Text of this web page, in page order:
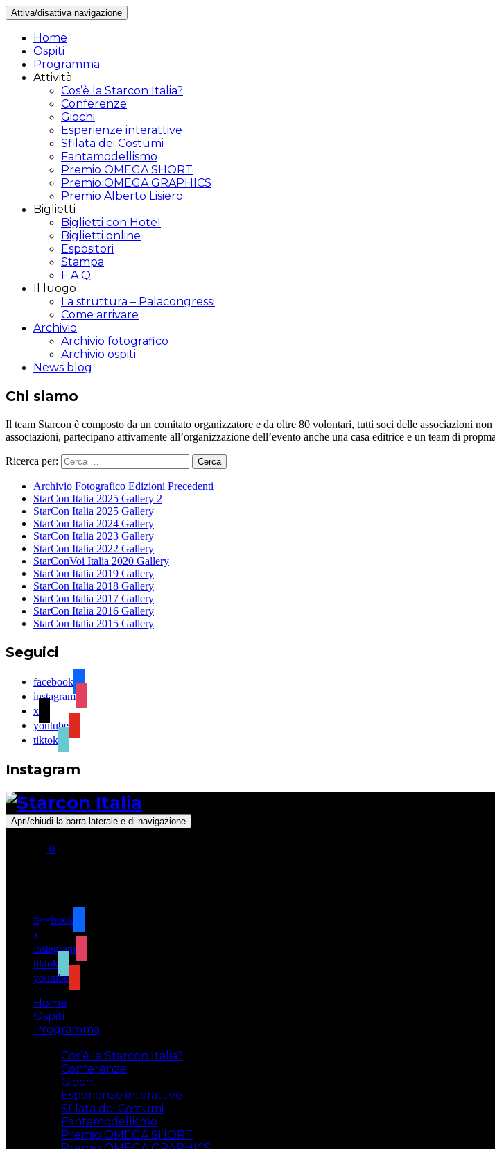
Attiva/disattiva navigazione
Home
Ospiti
Programma
Attività
Cos’è la Starcon Italia?
Conferenze
Giochi
Esperienze interattive
Sfilata dei Costumi
Fantamodellismo
Premio OMEGA SHORT
Premio OMEGA GRAPHICS
Premio Alberto Lisiero
Biglietti
Biglietti con Hotel
Biglietti online
Espositori
Stampa
F.A.Q.
Il luogo
La struttura – Palacongressi
Come arrivare
Archivio
Archivio fotografico
Archivio ospiti
News blog
Chi siamo
Il team Starcon è composto da un comitato organizzatore e da oltre 80 volontari, tutti soci delle associazioni
associazioni, partecipano attivamente all’organizzazione dell’evento anche una casa editrice e un team di
Ricerca per:
Archivio Fotografico Edizioni Precedenti
StarCon Italia 2025 Gallery 2
StarCon Italia 2025 Gallery
StarCon Italia 2024 Gallery
StarCon Italia 2023 Gallery
StarCon Italia 2022 Gallery
StarConVoi Italia 2020 Gallery
StarCon Italia 2019 Gallery
StarCon Italia 2018 Gallery
StarCon Italia 2017 Gallery
StarCon Italia 2016 Gallery
StarCon Italia 2015 Gallery
Seguici
facebook
instagram
x
youtube
tiktok
Instagram
Apri/chiudi la barra laterale e di navigazione
0
facebook
x
instagram
tiktok
youtube
Home
Ospiti
Programma
Cos’è la Starcon Italia?
Conferenze
Giochi
Esperienze interattive
Sfilata dei Costumi
Fantamodellismo
Premio OMEGA SHORT